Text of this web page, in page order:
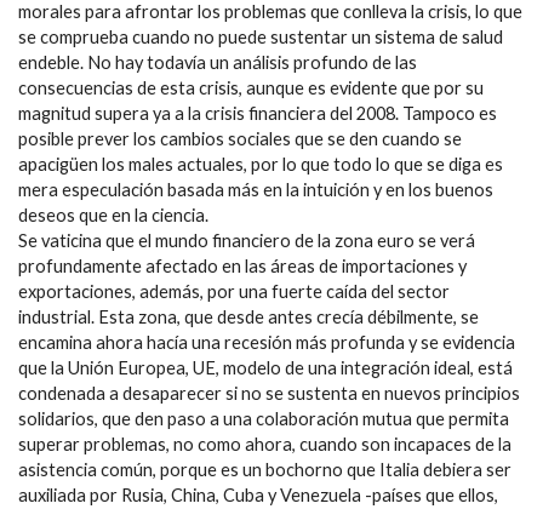
morales para afrontar los problemas que conlleva la crisis, lo que
se comprueba cuando no puede sustentar un sistema de salud
endeble. No hay todavía un análisis profundo de las
consecuencias de esta crisis, aunque es evidente que por su
magnitud supera ya a la crisis financiera del 2008. Tampoco es
posible prever los cambios sociales que se den cuando se
apacigüen los males actuales, por lo que todo lo que se diga es
mera especulación basada más en la intuición y en los buenos
deseos que en la ciencia.
Se vaticina que el mundo financiero de la zona euro se verá
profundamente afectado en las áreas de importaciones y
exportaciones, además, por una fuerte caída del sector
industrial. Esta zona, que desde antes crecía débilmente, se
encamina ahora hacía una recesión más profunda y se evidencia
que la Unión Europea, UE, modelo de una integración ideal, está
condenada a desaparecer si no se sustenta en nuevos principios
solidarios, que den paso a una colaboración mutua que permita
superar problemas, no como ahora, cuando son incapaces de la
asistencia común, porque es un bochorno que Italia debiera ser
auxiliada por Rusia, China, Cuba y Venezuela -países que ellos,